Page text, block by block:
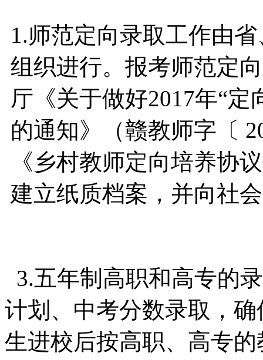
1.师范定向录取工作由
组织进行。报考师范定
厅《关于做好2017年“
的通知》（赣教师字〔
《乡村教师定向培养协
建立纸质档案，并向社
3.五年制高职和高专的
计划、中考分数录取，
生进校后按高职、高专